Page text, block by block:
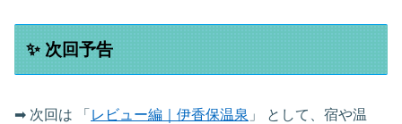
✨ 次回予告
➡ 次回は 「 レビュー編｜伊香保温泉 」 として、宿や温